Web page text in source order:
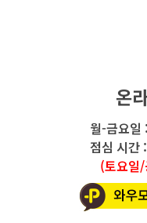
온
월-금요일
점심 시간
(토요일